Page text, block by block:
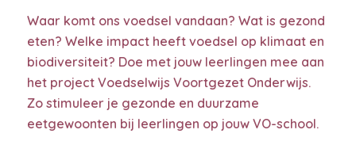
Waar komt ons voedsel vandaan? Wat is gezond
eten? Welke impact heeft voedsel op klimaat en
biodiversiteit? Doe met jouw leerlingen mee aan
het project Voedselwijs Voortgezet Onderwijs.
Zo stimuleer je gezonde en duurzame
eetgewoonten bij leerlingen op jouw VO-school.